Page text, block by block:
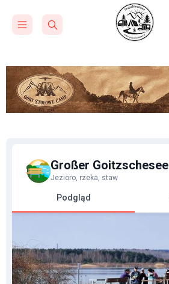
Großer Goitzschesee
Jezioro, rzeka, staw
Podgląd